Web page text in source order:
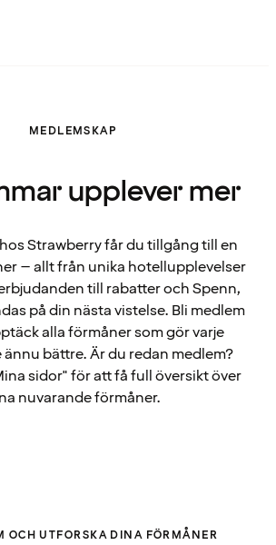
MEDLEMSKAP
upplever mer
Strawberry får du tillgång till en
– allt från unika hotellupplevelser
till rabatter och Spenn,
på din nästa vistelse. Bli medlem
alla förmåner som gör varje
bättre. Är du redan medlem?
sidor" för att få full översikt över
nuvarande förmåner.
OCH UTFORSKA DINA FÖRMÅNER